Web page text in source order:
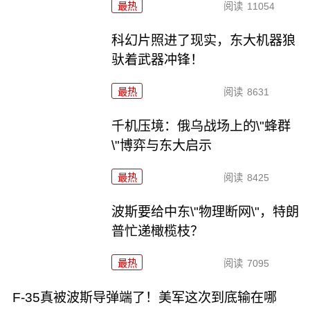
最热 阅读 11054
科幻片照进了现实，东大机器狼
驮着武器冲锋！
最热 阅读 8631
千机压境：俄乌战场上的\"蜂群
\"博弈与东大启示
最热 阅读 8425
波斯要给中东\"物理断网\"，特朗
普忙递橄榄枝？
最热 阅读 7095
F-35真被波斯导弹端了！美军这次到底输在哪